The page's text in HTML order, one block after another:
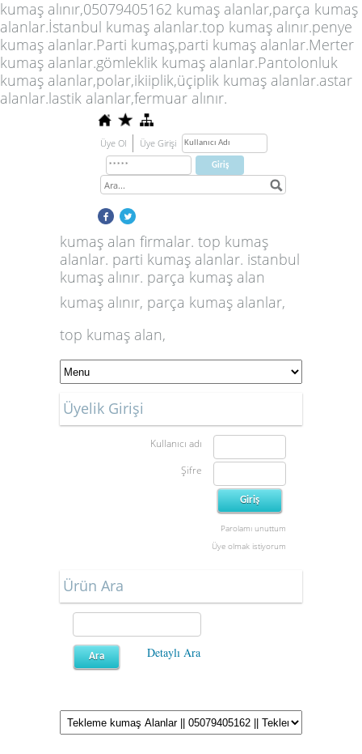
kumaş alınır,05079405162 kumaş alanlar,parça kumaş
alanlar.İstanbul kumaş alanlar.top kumaş alınır.penye
kumaş alanlar.Parti kumaş,parti kumaş alanlar.Merter
kumaş alanlar.gömleklik kumaş alanlar.Pantolonluk
kumaş alanlar,polar,ikiiplik,üçiplik kumaş alanlar.astar
alanlar.lastik alanlar,fermuar alınır.
Üye Ol Üye Girişi
kumaş alan firmalar. top kumaş
alanlar. parti kumaş alanlar. istanbul
kumaş alınır. parça kumaş alan
kumaş alınır, parça kumaş alanlar,
top kumaş alan,
Üyelik Girişi
Kullanıcı adı
Şifre
Parolamı unuttum
Üye olmak istiyorum
Ürün Ara
Detaylı Ara